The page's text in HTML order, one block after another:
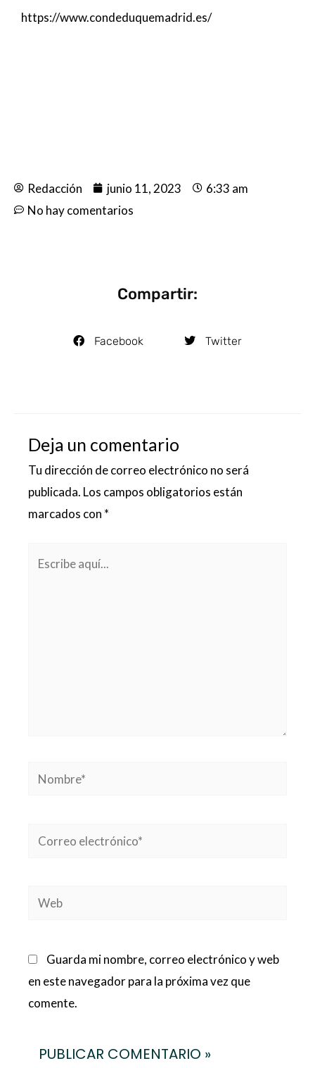
https://www.condeduquemadrid.es/
Redacción junio 11, 2023
6:33 am
No hay comentarios
Compartir:
Facebook Twitter
Deja un comentario
Tu dirección de correo electrónico no será
publicada. Los campos obligatorios están
marcados con *
Nombre*
Correo
Web
Guarda mi nombre, correo electrónico y web
en este navegador para la próxima vez que
comente.